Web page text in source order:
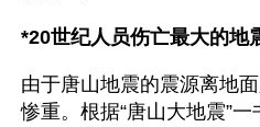
*20世纪人员伤亡最大的地
由于唐山地震的震源离地
惨重。根据“唐山大地震”